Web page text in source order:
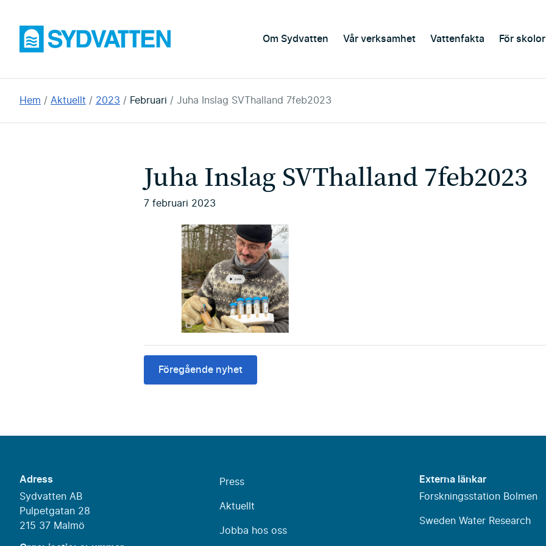
huvudinnehållet
Sydvatten Om Sydvatten Vår verksamhet Vattenfakta För skolor
Du
Hem Aktuellt 2023 Februari Juha Inslag SVThalland 7feb2023
Juha Inslag SVThalland 7feb2023
7 februari 2023
Föregående nyhet
Adress
Sydvatten AB
Pulpetgatan 28
215 37 Malmö
Press
Aktuellt
Jobba hos oss
Externa länkar
Forskningsstation Bolmen
Sweden Water Research